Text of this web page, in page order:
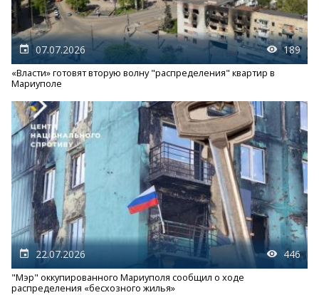
07.07.2026 189
«Власти» готовят вторую волну "распределения" квартир в
Мариуполе
22.07.2026 446
"Мэр" оккупированного Мариуполя сообщил о ходе
распределения «бесхозного жилья»